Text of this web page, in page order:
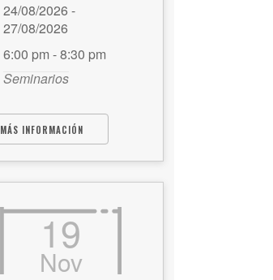
24/08/2026 -
27/08/2026
6:00 pm - 8:30 pm
Seminarios
MÁS INFORMACIÓN
19
Nov